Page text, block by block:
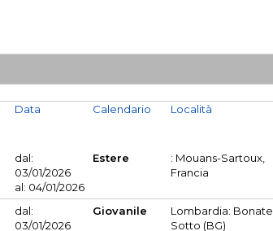
Data
dal:
03/01/2026
al: 04/01/2026
Calendario
Estere
Località
: Mouans-Sartoux,
Francia
dal:
03/01/2026
Giovanile
Lombardia: Bonate
Sotto (BG)